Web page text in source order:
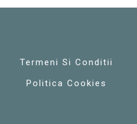
Termeni Si Conditii
Politica Cookies